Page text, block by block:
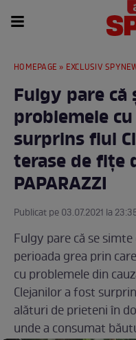
HOMEPAGE » EXCLUSIV
Fulgy pare
problemele
surprins fiul
terase de fițe
PAPARAZZI
Publicat pe 03.07.2021 la
Fulgy pare că se
perioada grea prin
cu problemele din
Clejanilor a fost
alături de prieteni în
unde a consumat